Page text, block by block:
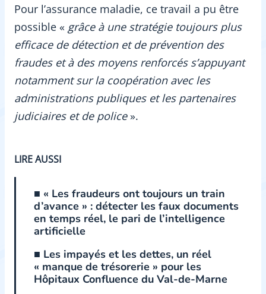
Pour l’assurance maladie, ce travail a pu être
possible « grâce à une stratégie toujours plus
efficace de détection et de prévention des
fraudes et à des moyens renforcés s’appuyant
notamment sur la coopération avec les
administrations publiques et les partenaires
judiciaires et de police».
LIRE AUSSI
■ « Les fraudeurs ont toujours un train
d’avance » : détecter les faux documents
en temps réel, le pari de l’intelligence
artificielle
■ Les impayés et les dettes, un réel
« manque de trésorerie » pour les
Hôpitaux Confluence du Val-de-Marne